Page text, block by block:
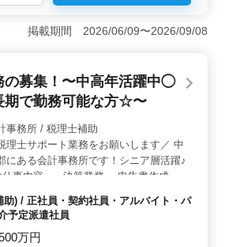
携わることで、自身のスキルや経験
、土木施工管理業務に関する幅広い
成長を促進できる環境です。 ＜
雇用と収入が確保されていま
境と福利厚生＞ 週5日の勤務で
り休めるため、ワークライフバラン
。さらに、寮・社宅の提供や通勤
環境の整備が行われています。
掲載期間 2026/06/09〜2026/09/08
の募集！〜中高年活躍中◯
で勤務可能な方☆〜
会計事務所 / 税理士補助
理士サポート業務をお願いします／ 中
にある会計事務所です！シニア層活躍♪
仕事内容-- ・決算業務 ・申告書作成 ・
巡回監査 ・税務相談 ・仕訳、記帳代行
末調整、給与計算 ・その他関連業務 ◯
保険完備 ◯週休2日制 ◯50代、60代歓
テラン経験者、シニア層大歓迎！ 能力
) / 正社員・契約社員・アルバイト・パ
予定派遣社員
万円